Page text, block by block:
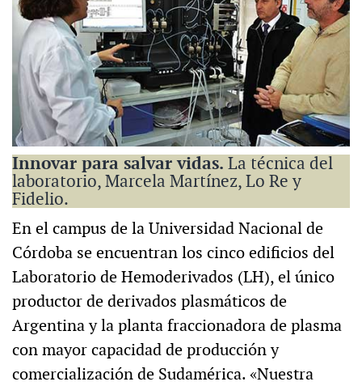
Innovar para salvar vidas. La técnica del
laboratorio, Marcela Martínez, Lo Re y
Fidelio.
En el campus de la Universidad Nacional de
Córdoba se encuentran los cinco edificios del
Laboratorio de Hemoderivados (LH), el único
productor de derivados plasmáticos de
Argentina y la planta fraccionadora de plasma
con mayor capacidad de producción y
comercialización de Sudamérica. «Nuestra